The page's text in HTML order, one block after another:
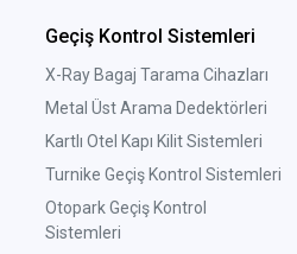
Geçiş Kontrol Sistemleri
X-Ray Bagaj Tarama Cihazları
Metal Üst Arama Dedektörleri
Kartlı Otel Kapı Kilit Sistemleri
Turnike Geçiş Kontrol Sistemleri
Otopark Geçiş Kontrol
Sistemleri